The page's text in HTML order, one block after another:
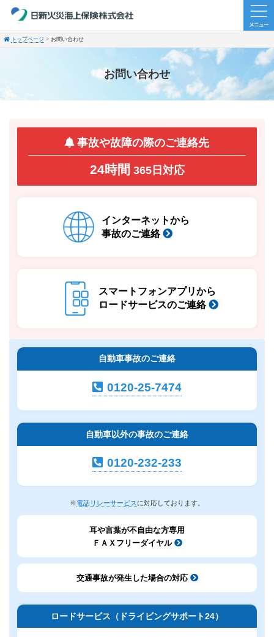
トップページ お問い合わせ
お問い合わせ
事故や故障の際のご連絡先
24時間 365日対応
インターネットから
事故のご連絡
スマートフォンアプリから
ロードサービスのご連絡
自動車事故のご連絡
0120-25-7474
自動車以外の事故のご連絡
0120-232-233
※電話リレーサービス に対応しております。
耳や言葉が不自由な方専用
ＦＡＸフリーダイヤル
交通事故が発生した場合の対応
ロードサービス（ドライビングサポート24）